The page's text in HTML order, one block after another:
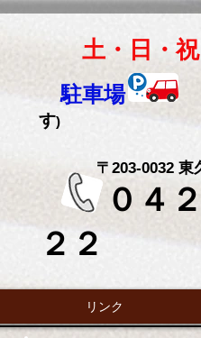
土・日・
駐車場
す)
〒203-0032 東
０４
２２
リンク